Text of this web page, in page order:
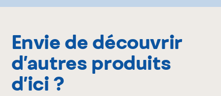
Envie de découvrir
d’autres produits
d’ici ?